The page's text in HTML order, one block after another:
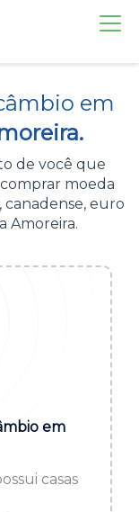
em
de você que
moeda
canadense, euro
Amoreira.
em
casas